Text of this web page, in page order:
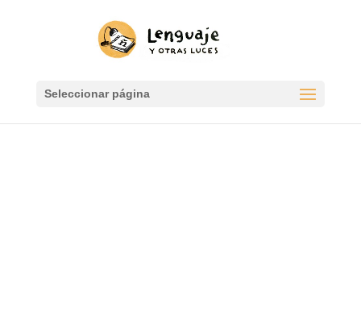
Seleccionar página